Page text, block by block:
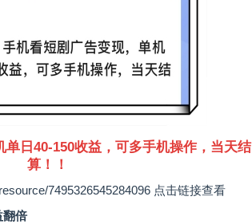
日40-150收益，可多手机操作，当天结
算！！
7495326545284096点击链接查看
翻倍